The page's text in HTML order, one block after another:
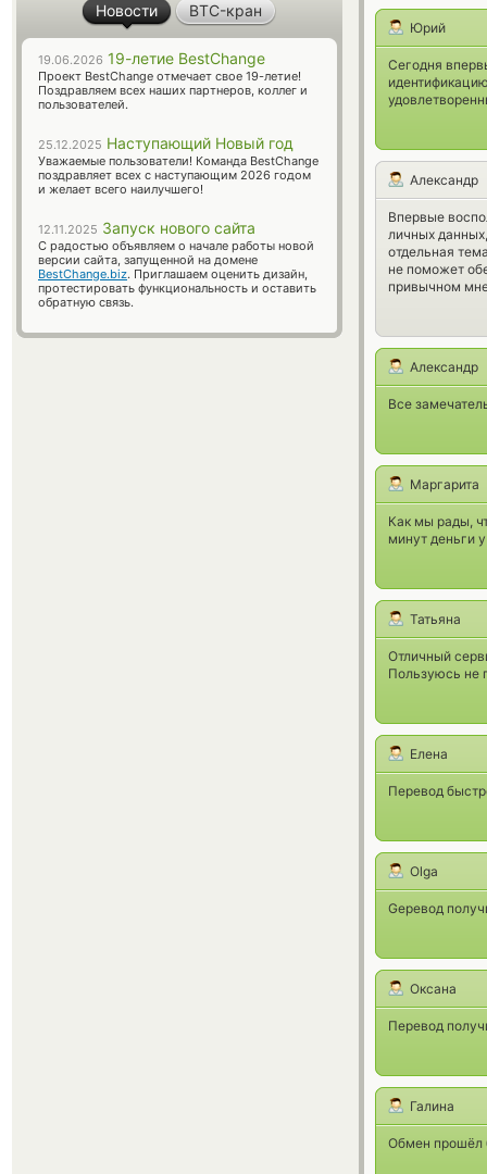
Юрий
Сегодня
Александр
Впервые
личных
отдельная
не поможет
привычном
Александр
Все
Маргарита
Как мы рады,
минут деньги
Татьяна
Отличный
Пользуюсь не
Елена
Перевод
Olga
Gеревод
Оксана
Перевод
Галина
Обмен прошёл
Новости BTC-кран
19.06.2026 19-летие BestChange
Проект BestChange отмечает свое 19-летие!
Поздравляем всех наших партнеров, коллег и
пользователей.
25.12.2025 Наступающий Новый год
Уважаемые пользователи! Команда BestChange
поздравляет всех с наступающим 2026 годом
и желает всего наилучшего!
12.11.2025 Запуск нового сайта
С радостью объявляем о начале работы новой
версии сайта, запущенной на домене
BestChange.biz. Приглашаем оценить дизайн,
протестировать функциональность и оставить
обратную связь.